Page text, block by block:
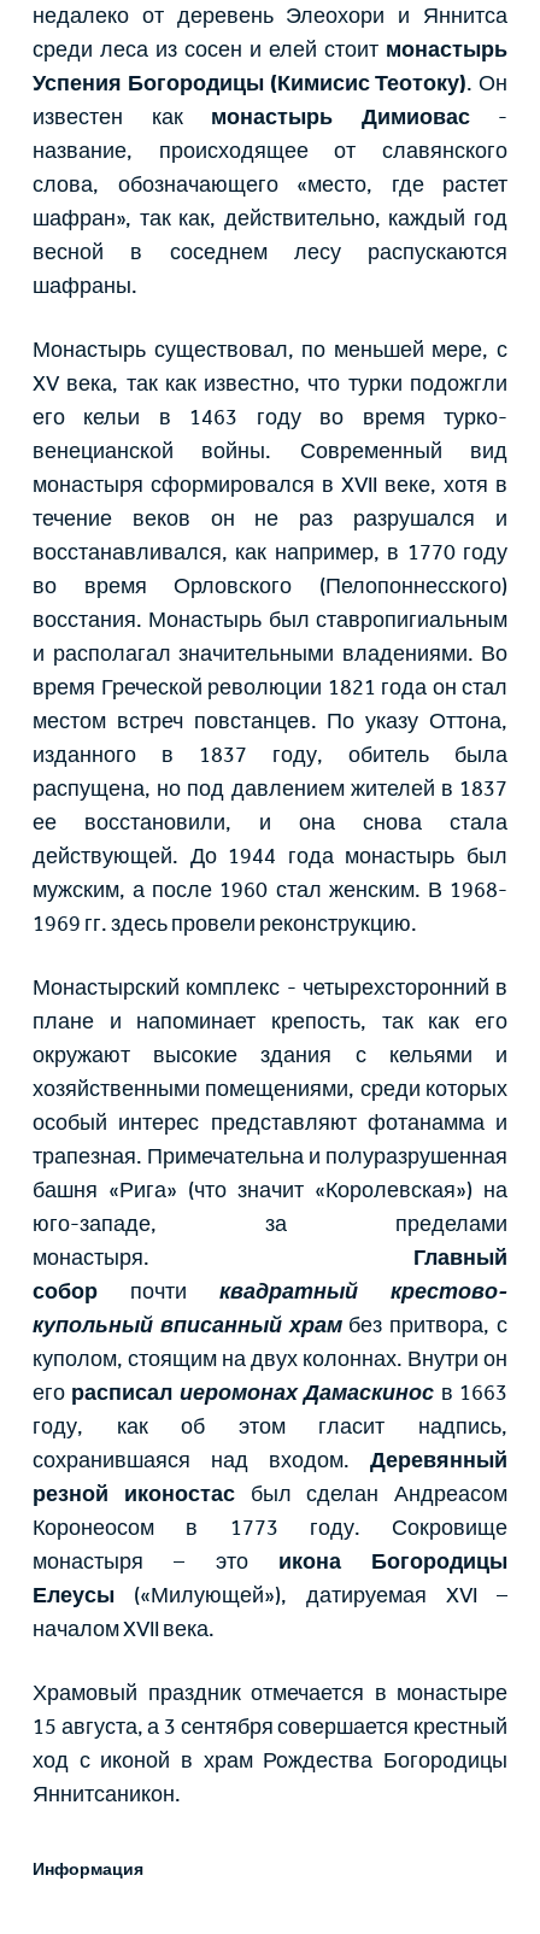
недалеко от деревень Элеохори и Яннитса
среди леса из сосен и елей стоит монастырь
Успения Богородицы (Кимисис Теотоку). Он
известен как монастырь Димиовас-
название, происходящее от славянского
слова, обозначающего «место, где растет
шафран», так как, действительно, каждый год
весной в соседнем лесу распускаются
шафраны.
Монастырь существовал, по меньшей мере, с
XV века, так как известно, что турки подожгли
его кельи в 1463 году во время турко-
венецианской войны. Современный вид
монастыря сформировался в XVII веке, хотя в
течение веков он не раз разрушался и
восстанавливался, как например, в 1770 году
во время Орловского (Пелопоннесского)
восстания. Монастырь был ставропигиальным
и располагал значительными владениями. Во
время Греческой революции 1821 года он стал
местом встреч повстанцев. По указу Оттона,
изданного в 1837 году, обитель была
распущена, но под давлением жителей в 1837
ее восстановили, и она снова стала
действующей. До 1944 года монастырь был
мужским, а после 1960 стал женским. В 1968-
1969 гг. здесь провели реконструкцию.
Монастырский комплекс - четырехсторонний в
плане и напоминает крепость, так как его
окружают высокие здания с кельями и
хозяйственными помещениями, среди которых
особый интерес представляют фотанамма и
трапезная. Примечательна и полуразрушенная
башня «Рига» (что значит «Королевская») на
юго-западе, за пределами
монастыря. Главный
собор почти квадратный крестово-
купольный вписанный храмбез притвора, с
куполом, стоящим на двух колоннах. Внутри он
его расписал иеромонах Дамаскинос в 1663
году, как об этом гласит надпись,
сохранившаяся над входом. Деревянный
резной иконостасбыл сделан Андреасом
Коронеосом в 1773 году. Сокровище
монастыря – это икона Богородицы
Елеусы («Милующей»), датируемая ΧVI –
началом XVII века.
Храмовый праздник отмечается в монастыре
15 августа, а 3 сентября совершается крестный
ход с иконой в храм Рождества Богородицы
Яннитсаникон.
Информация